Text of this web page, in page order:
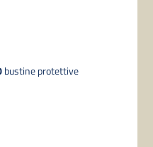
bustine protettive